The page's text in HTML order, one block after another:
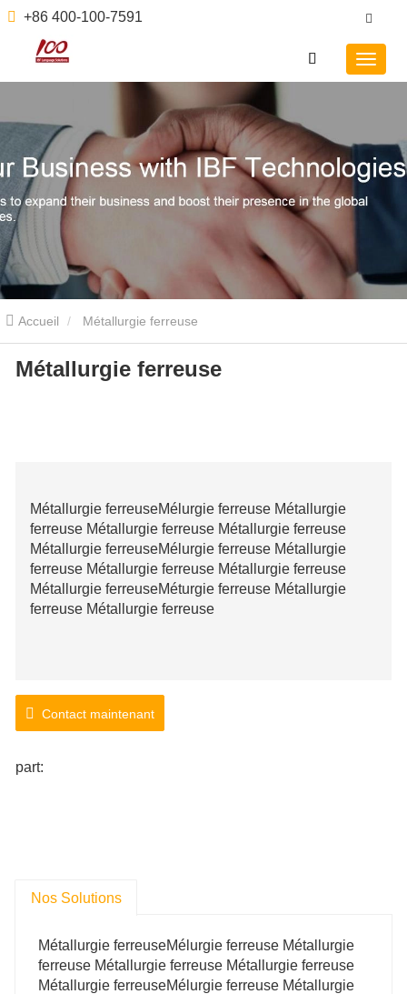
+86 400-100-7591
Accueil Métallurgie ferreuse
Métallurgie ferreuse
Métallurgie ferreuseMélurgie ferreuse Métallurgie
ferreuse Métallurgie ferreuse Métallurgie ferreuse
Métallurgie ferreuseMélurgie ferreuse Métallurgie
ferreuse Métallurgie ferreuse Métallurgie ferreuse
Métallurgie ferreuseMéturgie ferreuse Métallurgie
ferreuse Métallurgie ferreuse
Contact maintenant
part:
Nos Solutions
Métallurgie ferreuseMélurgie ferreuse Métallurgie
ferreuse Métallurgie ferreuse Métallurgie ferreuse
Métallurgie ferreuseMélurgie ferreuse Métallurgie